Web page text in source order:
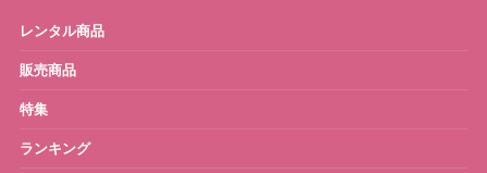
ベビーバス
お宮参り・お祝い衣装
レンタル商品
販売商品
特集
ランキング